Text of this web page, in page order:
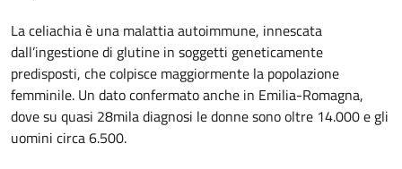
La celiachia è una malattia autoimmune, innescata
dall’ingestione di glutine in soggetti geneticamente
predisposti, che colpisce maggiormente la popolazione
femminile. Un dato confermato anche in Emilia-Romagna,
dove su quasi 28mila diagnosi le donne sono oltre 14.000 e gli
uomini circa 6.500.